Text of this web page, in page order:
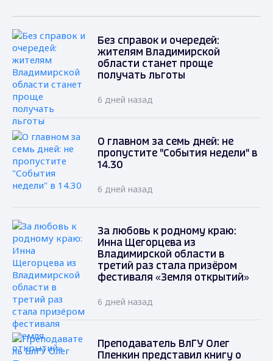
Без справок и очередей:
жителям Владимирской
области станет проще
получать льготы
6 дней назад
О главном за семь дней: не
пропустите "События недели" в
14.30
6 дней назад
За любовь к родному краю:
Инна Щегорцева из
Владимирской области в
третий раз стала призёром
фестиваля «Земля открытий»
6 дней назад
Преподаватель ВлГУ Олег
Пленкин представил книгу о